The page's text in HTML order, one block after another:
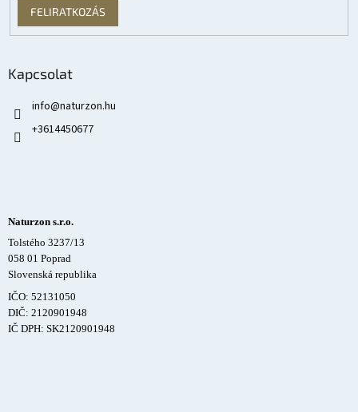
FELIRATKOZÁS
Kapcsolat
info@naturzon.hu
+3614450677
Naturzon s.r.o.
Tolstého 3237/13
058 01 Poprad
Slovenská republika
IČO: 52131050
DIČ: 2120901948
IČ DPH: SK2120901948